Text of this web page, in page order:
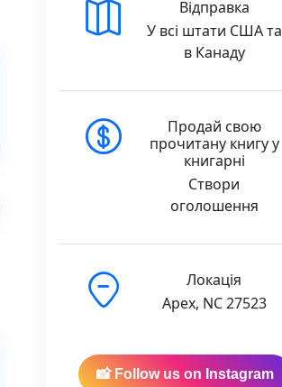
Відправка
У всі штати США та
в Канаду
Продай свою
прочитану книгу у
книгарні
Створи
оголошення
Локація
Apex, NC 27523
📸 Follow us on Instagram